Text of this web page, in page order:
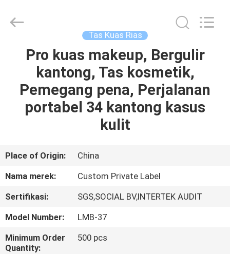
RUMAH
PRODUK
TENTANG
TUR
KONTROL
KUALITAS
Tas Kuas Rias
Pro kuas makeup, Bergulir
kantong, Tas kosmetik,
Pemegang pena, Perjalanan
portabel 34 kantong kasus
kulit
Place of Origin:
China
Nama merek:
Custom Private Label
Sertifikasi:
SGS,SOCIAL BV,INTERTEK AUDIT
Model Number:
LMB-37
Minimum Order
Quantity:
500 pcs